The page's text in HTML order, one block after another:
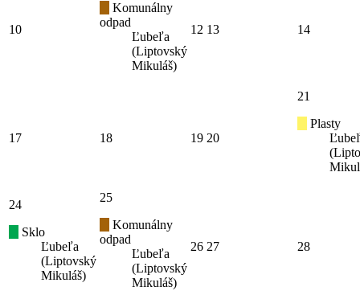
10
Komunálny
odpad
Ľubeľa
(Liptovský
Mikuláš)
12 13 14
17 18 19 20
21
Plasty
24
Sklo
Ľubeľa
(Liptovský
Mikuláš)
25
Komunálny
odpad
Ľubeľa
(Liptovský
Mikuláš)
26 27 28